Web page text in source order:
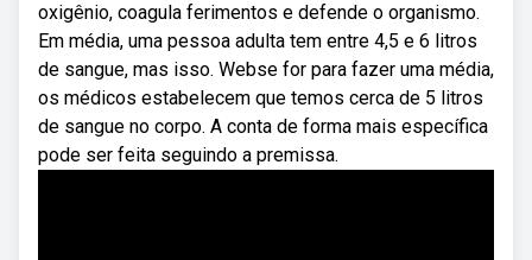
oxigênio, coagula ferimentos e defende o organismo.
Em média, uma pessoa adulta tem entre 4,5 e 6 litros
de sangue, mas isso. Webse for para fazer uma média,
os médicos estabelecem que temos cerca de 5 litros
de sangue no corpo. A conta de forma mais específica
pode ser feita seguindo a premissa.